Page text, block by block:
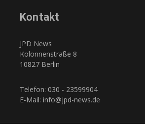
Kontakt
JPD News
Kolonnenstraße 8
10827 Berlin
Telefon: 030 - 23599904
E-Mail: info@jpd-news.de